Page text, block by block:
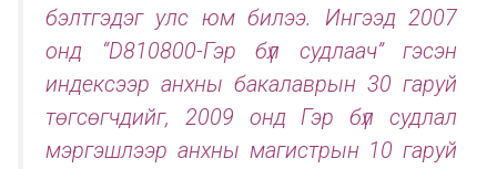
бэлтгэдэг улс юм билээ. Ингээд 2007
онд “D810800-Гэр бүл судлаач” гэсэн
индексээр анхны бакалаврын 30 гаруй
төгсөгчдийг, 2009 онд Гэр бүл судлал
мэргэшлээр анхны магистрын 10 гаруй